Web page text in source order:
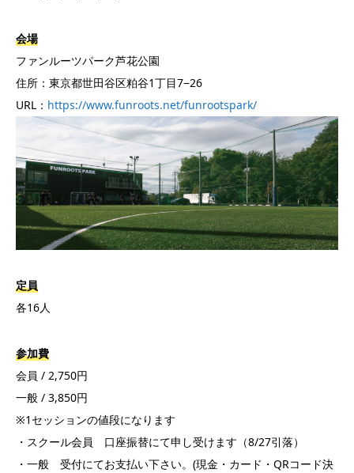
会場
ファンルーツパーク芦花公園
住所：東京都世田谷区粕谷1丁目7−26
URL： https://www.funroots.net/funrootspark/
定員
各16人
参加費
会員 / 2,750円
一般 / 3,850円
※1セッションの値段になります
・スクール会員 口座振替にて申し受けます（8/27引落）
・一般 受付にてお支払い下さい。(現金・カード・QRコード決